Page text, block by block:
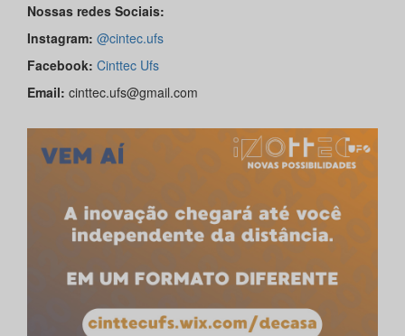
Nossas redes Sociais:
Instagram: @cintec.ufs
Facebook: Cinttec Ufs
Email: cinttec.ufs@gmail.com